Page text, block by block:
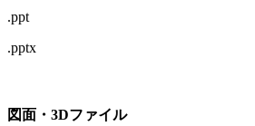
.ppt
.pptx
図面・3Dファイル